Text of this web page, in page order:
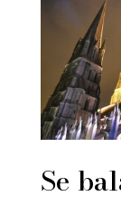
Se